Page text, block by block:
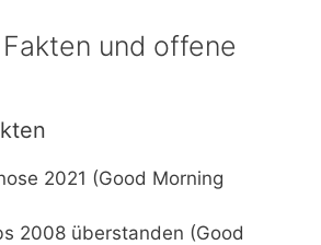
und offene
2021 (Good Morning
2008 überstanden (Good